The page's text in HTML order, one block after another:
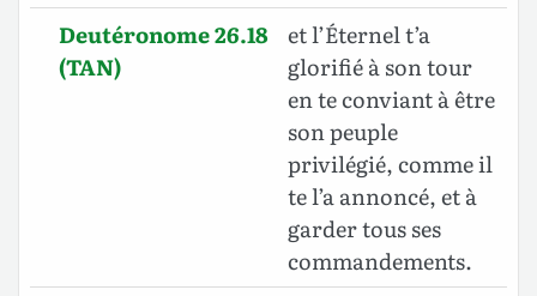
Deutéronome 26.18
(TAN)
et l’Éternel t’a
glorifié à son tour
en te conviant à être
son peuple
privilégié, comme il
te l’a annoncé, et à
garder tous ses
commandements.